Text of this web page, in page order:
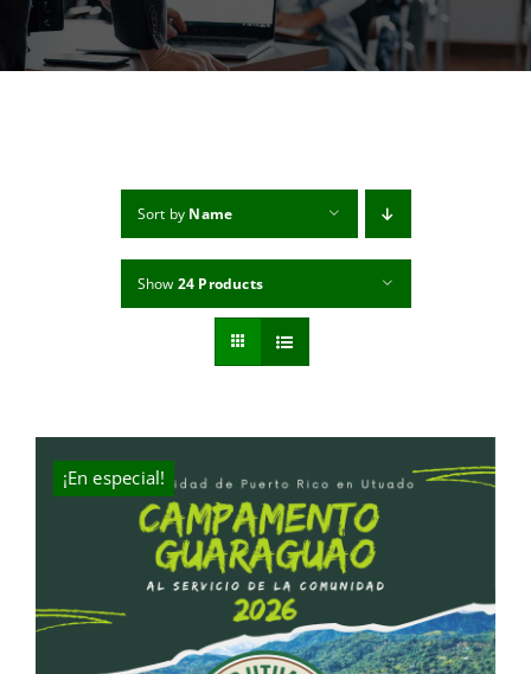
CONTACTO
Sort by Name
Show 24 Products
¡En especial!